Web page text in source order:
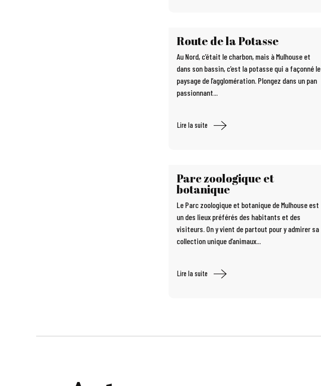
Route de la Potasse
Au Nord, c’était le charbon, mais à Mulhouse et
dans son bassin, c’est la potasse qui a façonné le
paysage de l’agglomération. Plongez dans un pan
passionnant...
Lire la suite
Parc zoologique et
botanique
Le Parc zoologique et botanique de Mulhouse est
un des lieux préférés des habitants et des
visiteurs. On y vient de partout pour y admirer sa
collection unique d’animaux...
Lire la suite